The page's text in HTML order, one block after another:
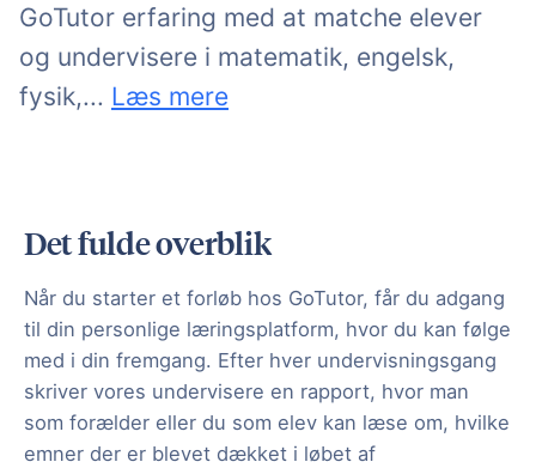
GoTutor erfaring med at matche elever
og undervisere i matematik, engelsk,
fysik,kemi m.m. og derved sikre, at
... Læs mere
Det fulde overblik
Når du starter et forløb hos GoTutor, får du adgang
til din personlige læringsplatform, hvor du kan følge
med i din fremgang. Efter hver undervisningsgang
skriver vores undervisere en rapport, hvor man
som forælder eller du som elev kan læse om, hvilke
emner der er blevet dækket i løbet af